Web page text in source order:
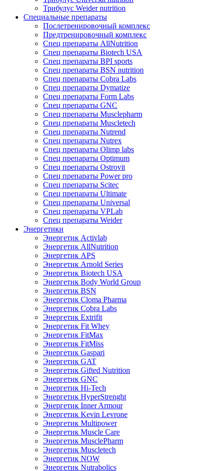
Трибулус Weider nutrition
Специальные препараты
Послетренировочный комплекс
Предтренировочный комплекс
Спец препараты AllNutrition
Спец препараты Biotech USA
Спец препараты BPI sports
Спец препараты BSN nutrition
Спец препараты Cobra Labs
Спец препараты Dymatize
Спец препараты Form Labs
Спец препараты GNC
Спец препараты Musclepharm
Спец препараты Muscletech
Спец препараты Nutrend
Спец препараты Nutrex
Спец препараты Olimp labs
Спец препараты Optimum
Спец препараты Ostrovit
Спец препараты Power pro
Спец препараты Scitec
Спец препараты Ultimate
Спец препараты Universal
Спец препараты VPLab
Спец препараты Weider
Энергетики
Энергетик Activlab
Энергетик AllNutrition
Энергетик APS
Энергетик Arnold Series
Энергетик Biotech USA
Энергетик Body World Group
Энергетик BSN
Энергетик Cloma Pharma
Энергетик Cobra Labs
Энергетик Extrifit
Энергетик Fit Whey
Энергетик FitMax
Энергетик FitMiss
Энергетик Gaspari
Энергетик GAT
Энергетик Gifted Nutrition
Энергетик GNC
Энергетик Hi-Tech
Энергетик HyperStrenght
Энергетик Inner Armour
Энергетик Kevin Levrone
Энергетик Multipower
Энергетик Muscle Care
Энергетик MusclePharm
Энергетик Muscletech
Энергетик NOW
Энергетик Nutrabolics